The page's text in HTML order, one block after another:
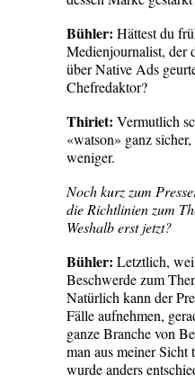
Bühler: Hättest du
Medienjournalist, der
über Native Ads
Chefredaktor?
Thiriet: Vermutlich
«watson» ganz
weniger.
Noch kurz zum
die Richtlinien zum
Weshalb erst jetzt?
Bühler: Letztlich,
Beschwerde zum
Natürlich kann der
Fälle aufnehmen,
ganze Branche von
man aus meiner Sicht
wurde anders